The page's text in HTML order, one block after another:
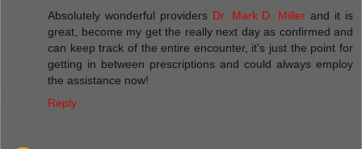
Absolutely wonderful providers Dr. Mark D. Miller and it is
great, become my get the really next day as confirmed and
can keep track of the entire encounter, it's just the point for
getting in between prescriptions and could always employ
the assistance now!
Reply